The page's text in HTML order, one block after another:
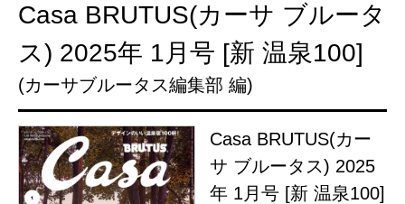
Casa BRUTUS(カーサ ブルータ
ス) 2025年 1月号 [新 温泉100]
(カーサブルータス編集部 編)
Casa BRUTUS(カー
サ ブルータス) 2025
年 1月号 [新 温泉100]